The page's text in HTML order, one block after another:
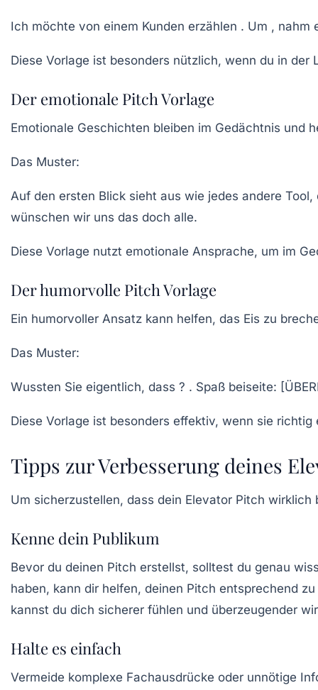
Ich möchte von einem Kunden erzählen . Um ,
Diese Vorlage ist besonders nützlich, wenn du in
Der emotionale Pitch Vorlage
Emotionale Geschichten bleiben im Gedächtnis und
Das Muster:
Auf den ersten Blick sieht aus wie jedes andere
wünschen wir uns das doch alle.
Diese Vorlage nutzt emotionale Ansprache, um im
Der humorvolle Pitch Vorlage
Ein humorvoller Ansatz kann helfen, das Eis zu
Das Muster:
Wussten Sie eigentlich, dass ? . Spaß beiseite:
Diese Vorlage ist besonders effektiv, wenn sie
Tipps zur Verbesserung deines
Um sicherzustellen, dass dein Elevator Pitch wirklich
Kenne dein Publikum
Bevor du deinen Pitch erstellst, solltest du genau
haben, kann dir helfen, deinen Pitch entsprechend
kannst du dich sicherer fühlen und überzeugender
Halte es einfach
Vermeide komplexe Fachausdrücke oder unnötige